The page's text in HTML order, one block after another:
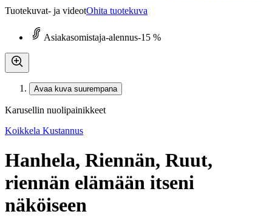
Tuotekuvat- ja videotOhita tuotekuva
Asiakasomistaja-alennus-15 %
Avaa kuva suurempana
Karusellin nuolipainikkeet
Koikkela Kustannus
Hanhela, Riennän, Ruut,
riennän elämään itseni
näköiseen